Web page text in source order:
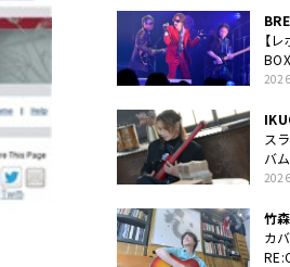
【
ス
バ
ク
竹
カ